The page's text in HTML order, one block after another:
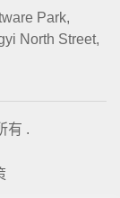
Park,
North Street,
有 .